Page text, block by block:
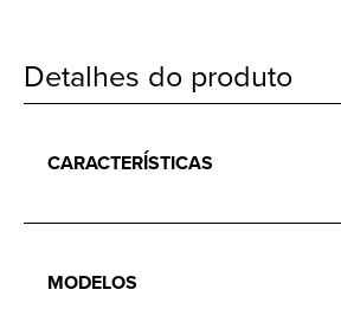
Detalhes do produto
CARACTERÍSTICAS
MODELOS